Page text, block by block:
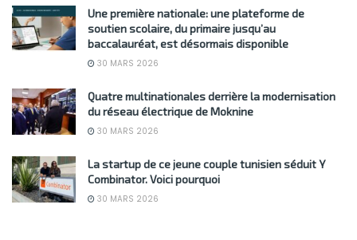
Une première nationale: une plateforme de
soutien scolaire, du primaire jusqu’au
baccalauréat, est désormais disponible
30 MARS 2026
Quatre multinationales derrière la modernisation
du réseau électrique de Moknine
30 MARS 2026
La startup de ce jeune couple tunisien séduit Y
Combinator. Voici pourquoi
30 MARS 2026